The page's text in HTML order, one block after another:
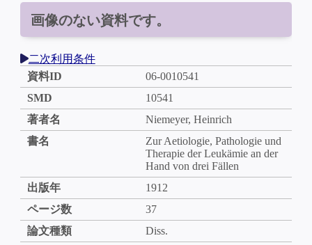
画像のない資料です。
二次利用条件
資料ID
06-0010541
SMD
10541
著者名
Niemeyer, Heinrich
書名
Zur Aetiologie, Pathologie und
Therapie der Leukämie an der
Hand von drei Fällen
出版年
1912
ページ数
37
論文種類
Diss.